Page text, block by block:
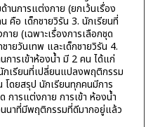
นการแต่งกาย (ยกเว้นเรื่อง
คือ เด็กชายวิรัน 3. นักเรียนที่
ย (เฉพาะเรื่องการเลือกชุด
ยวันเทพ และเด็กชายวิรัน 4.
ารเข้าห้องน้ำ มี 2 คน ได้แก่
กเรียนที่เปลี่ยนแปลงพฤติกรรม
โดยสรุป นักเรียนทุกคนมีการ
การแต่งกาย การเข้า ห้องน้ำ
นาที่มีพฤติกรรมที่ดีมากอยู่แล้ว